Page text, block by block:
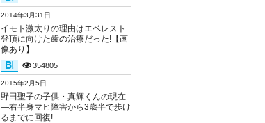
2014年3月31日
イモト激太りの理由はエベレスト
登頂に向けた歯の治療だった!【画
像あり】
354805
2015年2月5日
野田聖子の子供・真輝くんの現在
―右半身マヒ障害から3歳半で歩け
るまでに回復!